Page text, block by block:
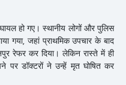
हो गए। स्थानीय लोगों और पुलिस
गया, जहां प्राथमिक उपचार के बाद
रेफर कर दिया। लेकिन रास्ते में ही
पर डॉक्टरों ने उन्हें मृत घोषित कर